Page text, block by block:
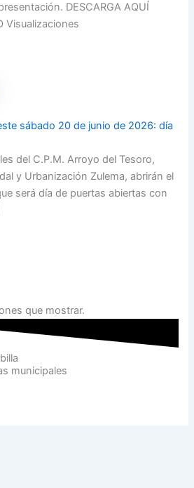
DESCARGA AQUÍ
Visualizaciones
sábado 20 de junio de 2026: día
del C.P.M. Arroyo del Tesoro,
y Urbanización Zulema, abrirán el
será día de puertas abiertas con
que mostrar.
municipales